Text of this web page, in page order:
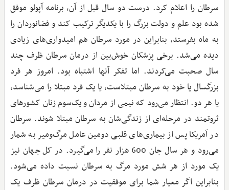
سرطان را اعلام کرد. درست دو سال قبل از آن، برنامه آپولو موفق
شده بود علم و دولت بزرگ را با یکدیگر ترکیب کند و فضانوردان را
به ماه بفرستد، بنابراین در مورد سرطان هم امیدواری‌های زیادی
دیده می‌شد. برخی پزشکان خوش‌بین از درمان سرطان ظرف چند
سال صحبت می‌کردند. اما تفکر آنها اشتباه بود. امروز هر فرد
بزرگسال یا خود به سرطان مبتلاست، یا یک فرد مبتلا را می‌شناسد،
یا هر دو. انتظار می‌رود که نیمی از مردان و یک‌سوم زنان کشورهای
ثروتمند در مرحله‌ای از زندگی‌شان به سرطان مبتلا شوند. سرطان
در آمریکا پس از بیماری‌های قلبی دومین عامل مرگ‌ومیر به شمار
می‌رود و هر سال جان 600 هزار نفر را می‌گیرد. در کل جهان نیز
یک مورد از هر شش مورد مرگ به سرطان نسبت داده می‌شود.
بنابراین اگر معیار شما برای موفقیت در درمان سرطان ظرف یک